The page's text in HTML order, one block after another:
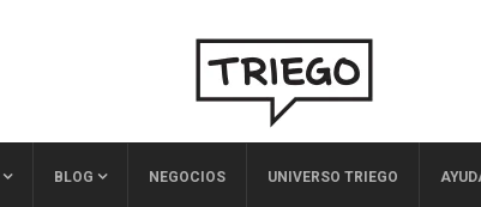
BLOG NEGOCIOS UNIVERSO TRIEGO